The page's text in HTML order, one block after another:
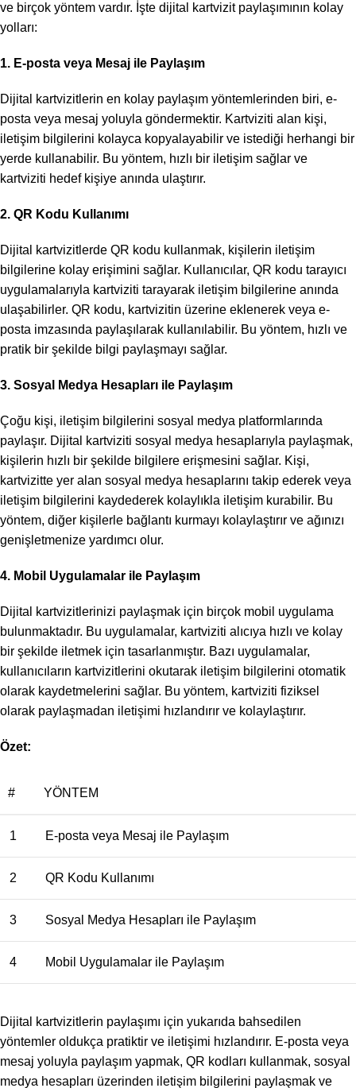
ve birçok yöntem vardır. İşte dijital kartvizit paylaşımının kolay
yolları:
1. E-posta veya Mesaj ile Paylaşım
Dijital kartvizitlerin en kolay paylaşım yöntemlerinden biri, e-
posta veya mesaj yoluyla göndermektir. Kartviziti alan kişi,
iletişim bilgilerini kolayca kopyalayabilir ve istediği herhangi bir
yerde kullanabilir. Bu yöntem, hızlı bir iletişim sağlar ve
kartviziti hedef kişiye anında ulaştırır.
2. QR Kodu Kullanımı
Dijital kartvizitlerde QR kodu kullanmak, kişilerin iletişim
bilgilerine kolay erişimini sağlar. Kullanıcılar, QR kodu tarayıcı
uygulamalarıyla kartviziti tarayarak iletişim bilgilerine anında
ulaşabilirler. QR kodu, kartvizitin üzerine eklenerek veya e-
posta imzasında paylaşılarak kullanılabilir. Bu yöntem, hızlı ve
pratik bir şekilde bilgi paylaşmayı sağlar.
3. Sosyal Medya Hesapları ile Paylaşım
Çoğu kişi, iletişim bilgilerini sosyal medya platformlarında
paylaşır. Dijital kartviziti sosyal medya hesaplarıyla paylaşmak,
kişilerin hızlı bir şekilde bilgilere erişmesini sağlar. Kişi,
kartvizitte yer alan sosyal medya hesaplarını takip ederek veya
iletişim bilgilerini kaydederek kolaylıkla iletişim kurabilir. Bu
yöntem, diğer kişilerle bağlantı kurmayı kolaylaştırır ve ağınızı
genişletmenize yardımcı olur.
4. Mobil Uygulamalar ile Paylaşım
Dijital kartvizitlerinizi paylaşmak için birçok mobil uygulama
bulunmaktadır. Bu uygulamalar, kartviziti alıcıya hızlı ve kolay
bir şekilde iletmek için tasarlanmıştır. Bazı uygulamalar,
kullanıcıların kartvizitlerini okutarak iletişim bilgilerini otomatik
olarak kaydetmelerini sağlar. Bu yöntem, kartviziti fiziksel
olarak paylaşmadan iletişimi hızlandırır ve kolaylaştırır.
Özet:
# YÖNTEM
1 E-posta veya Mesaj ile Paylaşım
2 QR Kodu Kullanımı
3 Sosyal Medya Hesapları ile Paylaşım
4 Mobil Uygulamalar ile Paylaşım
Dijital kartvizitlerin paylaşımı için yukarıda bahsedilen
yöntemler oldukça pratiktir ve iletişimi hızlandırır. E-posta veya
mesaj yoluyla paylaşım yapmak, QR kodları kullanmak, sosyal
medya hesapları üzerinden iletişim bilgilerini paylaşmak ve